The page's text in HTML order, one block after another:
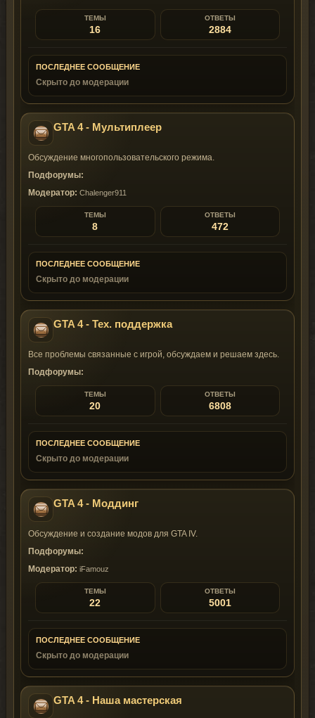
ТЕМЫ
16
ОТВЕТЫ
2884
ПОСЛЕДНЕЕ СООБЩЕНИЕ
Скрыто до модерации
GTA 4 - Мультиплеер
Обсуждение многопользовательского режима.
Подфорумы:
Модератор: Chalenger911
ТЕМЫ
8
ОТВЕТЫ
472
ПОСЛЕДНЕЕ СООБЩЕНИЕ
Скрыто до модерации
GTA 4 - Тех. поддержка
Все проблемы связанные с игрой, обсуждаем и решаем здесь.
Подфорумы:
ТЕМЫ
20
ОТВЕТЫ
6808
ПОСЛЕДНЕЕ СООБЩЕНИЕ
Скрыто до модерации
GTA 4 - Моддинг
Обсуждение и создание модов для GTA IV.
Подфорумы:
Модератор: iFamouz
ТЕМЫ
22
ОТВЕТЫ
5001
ПОСЛЕДНЕЕ СООБЩЕНИЕ
Скрыто до модерации
GTA 4 - Наша мастерская